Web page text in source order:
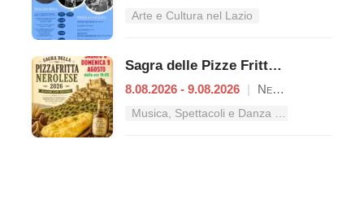
Arte e Cultura nel Lazio
Sagra delle Pizze Fritte Nerolesi
8.08.2026 - 9.08.2026 | Nerola